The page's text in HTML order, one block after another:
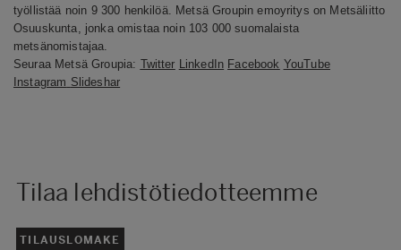
työllistää noin 9 300 henkilöä. Metsä Groupin emoyritys on Metsäliitto
Osuuskunta, jonka omistaa noin 103 000 suomalaista
metsänomistajaa.
Seuraa Metsä Groupia: Twitter LinkedIn Facebook YouTube
Instagram Slideshar
Tilaa lehdistötiedotteemme
TILAUSLOMAKE